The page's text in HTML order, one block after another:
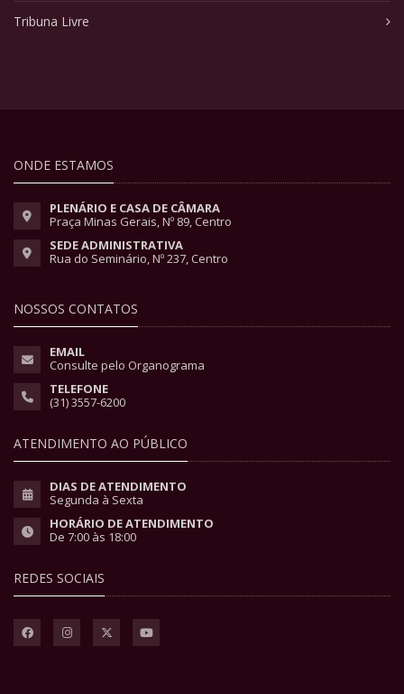
Tribuna Livre
ONDE ESTAMOS
PLENÁRIO E CASA DE CÂMARA
Praça Minas Gerais, Nº 89, Centro
SEDE ADMINISTRATIVA
Rua do Seminário, Nº 237, Centro
NOSSOS CONTATOS
EMAIL
Consulte pelo Organograma
TELEFONE
(31) 3557-6200
ATENDIMENTO AO PÚBLICO
DIAS DE ATENDIMENTO
Segunda à Sexta
HORÁRIO DE ATENDIMENTO
De 7:00 às 18:00
REDES SOCIAIS